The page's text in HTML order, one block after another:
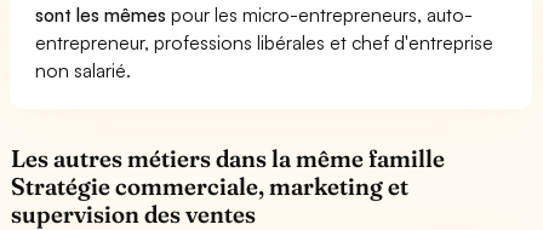
sont les mêmes pour les micro-entrepreneurs, auto-
entrepreneur, professions libérales et chef d'entreprise
non salarié.
Les autres métiers dans la même famille
Stratégie commerciale, marketing et
supervision des ventes